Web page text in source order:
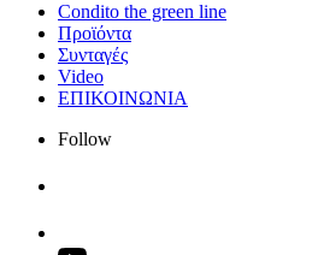
Condito the green line
Προϊόντα
Συνταγές
Video
ΕΠΙΚΟΙΝΩΝΙΑ
Follow